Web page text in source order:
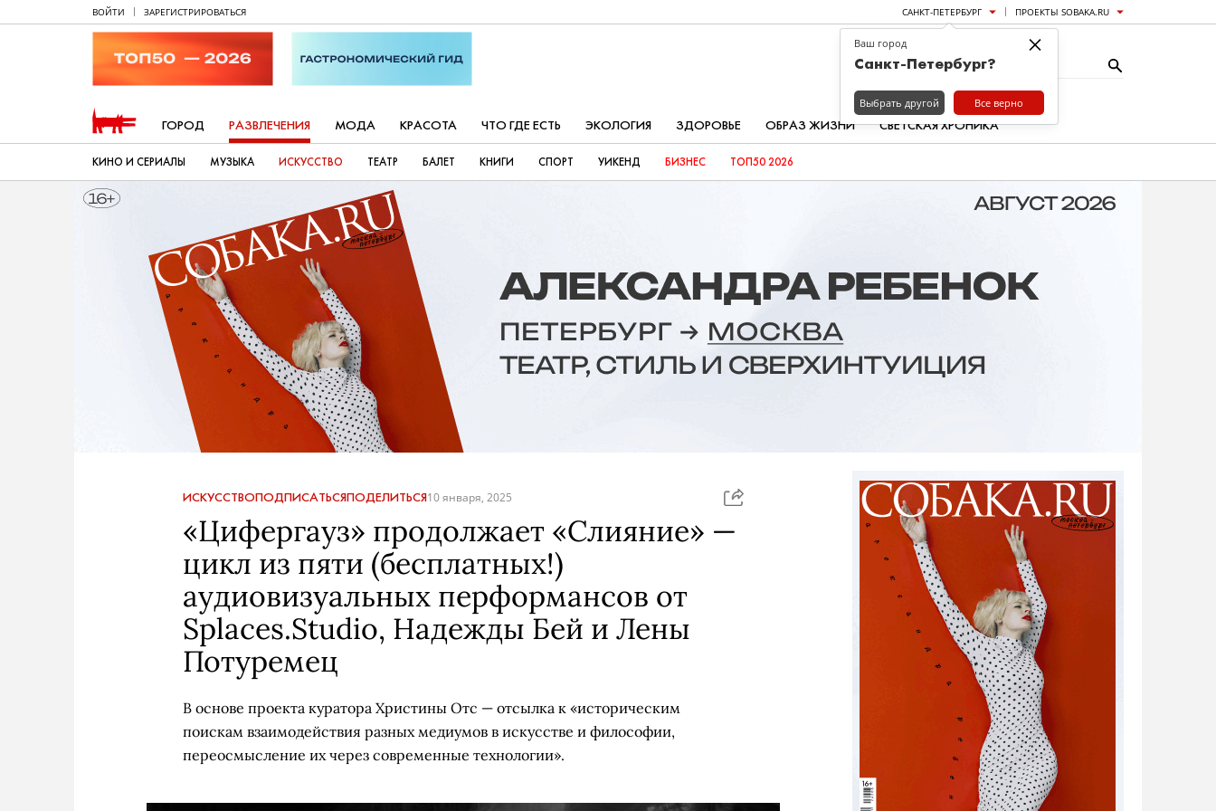
ВОЙТИ ЗАРЕГИСТРИРОВАТЬСЯ САНКТ-ПЕТЕРБУРГ ПРОЕКТЫ SOBAKA.RU
ГОРОД РАЗВЛЕЧЕНИЯ МОДА КРАСОТА ЧТО ГДЕ ЕСТЬ ЭКОЛОГИЯ ЗДОРОВЬЕ ОБРАЗ ЖИЗНИ СВЕТСКАЯ ХРОНИКА
КИНО И СЕРИАЛЫ МУЗЫКА ИСКУССТВО ТЕАТР БАЛЕТ КНИГИ СПОРТ УИКЕНД БИЗНЕС ТОП50 2026
ИСКУССТВОПОДПИСАТЬСЯПОДЕЛИТЬСЯ10 января, 2025
«Цифергауз» продолжает «Слияние» —
цикл из пяти (бесплатных!)
аудиовизуальных перформансов от
Splaces.Studio, Надежды Бей и Лены
Потуремец
В основе проекта куратора Христины Отс — отсылка к «историческим
поискам взаимодействия разных медиумов в искусстве и философии,
переосмысление их через современные технологии».
×
Ваш город
Санкт-Петербург?
Выбрать другой Все верно